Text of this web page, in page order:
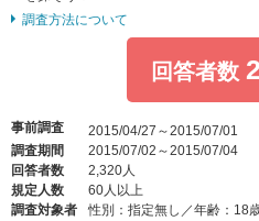
調査方法について
回答者数
事前調査
2015/04/27～2015/07/01
調査期間
2015/07/02～2015/07/04
回答者数
2,320人
規定人数
60人以上
調査対象者
性別：指定無し／年齢：18